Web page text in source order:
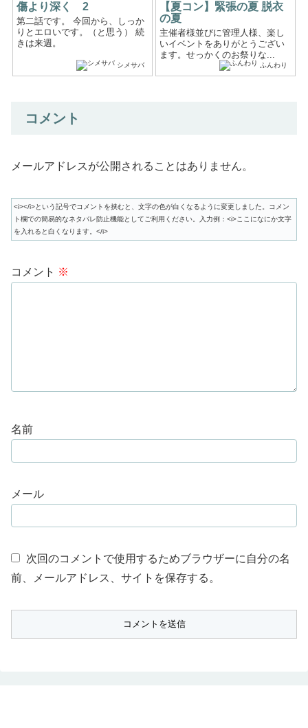
傷より深く 2
第二話です。 今回から、しっか
りとエロいです。（と思う） 続
きは来週。
シメサバ
【夏コン】緊張の夏 脱衣
の夏
主催者様並びに管理人様、楽し
いイベントをありがとうござい
ます。せっかくのお祭りな...
ふんわり
コメント
メールアドレスが公開されることはありません。
<i></i>という記号でコメントを挟むと、文字の色が白くなるように変更しました。コメン
ト欄での簡易的なネタバレ防止機能としてご利用ください。入力例：<i>ここになにか文字
を入れると白くなります。</i>
コメント ※
名前
メール
次回のコメントで使用するためブラウザーに自分の名
前、メールアドレス、サイトを保存する。